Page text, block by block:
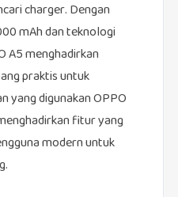
charger. Dengan
mAh dan teknologi
A5 menghadirkan
praktis untuk
yang digunakan OPPO
fitur yang
modern untuk